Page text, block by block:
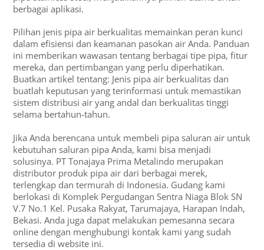
berbagai aplikasi.
Pilihan jenis pipa air berkualitas memainkan peran kunci
dalam efisiensi dan keamanan pasokan air Anda. Panduan
ini memberikan wawasan tentang berbagai tipe pipa, fitur
mereka, dan pertimbangan yang perlu diperhatikan.
Buatkan artikel tentang: Jenis pipa air berkualitas dan
buatlah keputusan yang terinformasi untuk memastikan
sistem distribusi air yang andal dan berkualitas tinggi
selama bertahun-tahun.
Jika Anda berencana untuk membeli pipa saluran air untuk
kebutuhan saluran pipa Anda, kami bisa menjadi
solusinya. PT Tonajaya Prima Metalindo merupakan
distributor produk pipa air dari berbagai merek,
terlengkap dan termurah di Indonesia. Gudang kami
berlokasi di Komplek Pergudangan Sentra Niaga Blok SN
V.7 No.1 Kel. Pusaka Rakyat, Tarumajaya, Harapan Indah,
Bekasi. Anda juga dapat melakukan pemesanna secara
online dengan menghubungi kontak kami yang sudah
tersedia di website ini.